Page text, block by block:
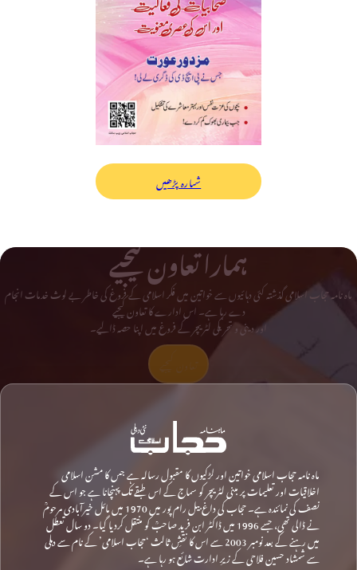
شمارہ پڑھیں
ہمارا تعاون کیجیے
ماہ نامہ حجاب اسلامی گذشتہ کئی دہائیوں سے خواتین میں فکر اسلامی کے فروغ کی خاطر بے لوث خدمات انجام
دے رہا ہے۔ اس ادارے کا تعاون کیجیے
اور دینی و تحریکی لٹریچر کے فروغ میں اپنا حصہ ڈالیے۔
ماہ نامہ حجاب اسلامی خواتین اور لڑکیوں کا مقبول رسالہ ہے جس کا مشن اسلامی
اخلاقیات اور تعلیمات پر مبنی لٹریچر کو سماج کے اس طبقے تک پہنچانا ہے جو اس کے
نصف کی نمائندہ ہے۔ حجاب کی داغ بیل رام پور میں 1970 میں مائل خیرآبادی مرحومؒ
نے ڈالی تھی، جسے 1996 میں ڈاکٹر ابن فرید صاحبؒ کو منتقل کردیا گیا۔ دو سال تعطل
میں رہنے کے بعد نومبر 2003 سے اس کا نقشِ ثالث ‘حجاب اسلامی’ کے نام سے دہلی
سے شمشاد حسین فلاحی کے زیرِ ادارت شائع ہو رہا ہے۔